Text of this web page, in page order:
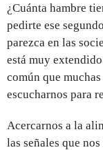
¿Cuánta hambre
pedirte ese
parezca en las
está muy
común que
escucharnos para
Acercarnos a la
las señales que